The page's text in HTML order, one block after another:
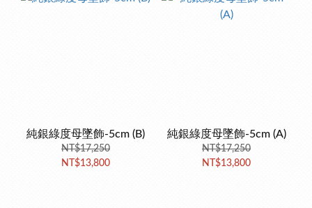
純銀綠度母墜飾-5cm (B)
NT$17,250
NT$13,800
純銀綠度母墜飾-5cm (A)
NT$17,250
NT$13,800